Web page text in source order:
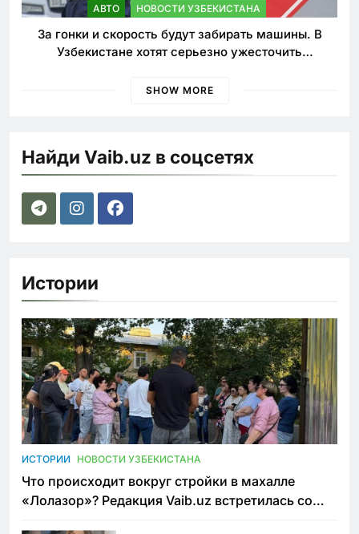
АВТО НОВОСТИ УЗБЕКИСТАНА
За гонки и скорость будут забирать машины. В
Узбекистане хотят серьезно ужесточить
SHOW MORE
Найди Vaib.uz в соцсетях
Истории
ИСТОРИИ НОВОСТИ УЗБЕКИСТАНА
Что происходит вокруг стройки в махалле
«Лолазор»? Редакция Vaib.uz встретилась со